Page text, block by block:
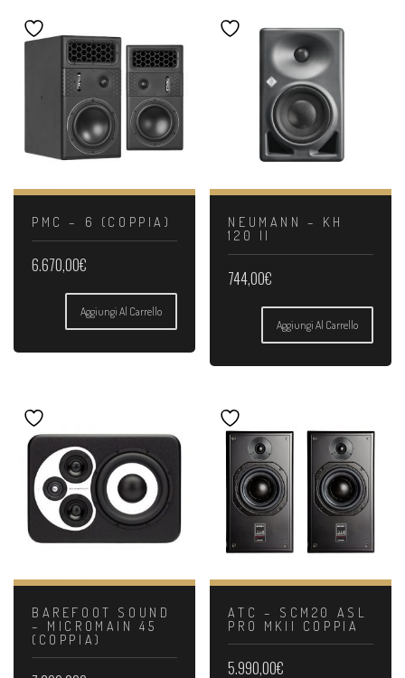
PMC – 6 (COPPIA)
6.670,00€
Aggiungi Al Carrello
NEUMANN – KH
120 II
744,00€
Aggiungi Al Carrello
BAREFOOT SOUND
– MICROMAIN 45
(COPPIA)
ATC – SCM20 ASL
PRO MKII COPPIA
5.990,00€